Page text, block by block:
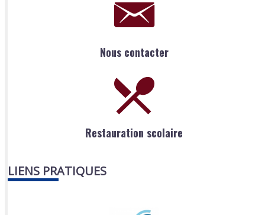
Nous contacter
Restauration scolaire
LIENS PRATIQUES